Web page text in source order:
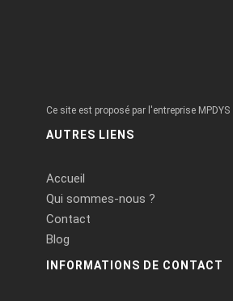
Ce site est proposé par l'entreprise MPDYS
AUTRES LIENS
Accueil
Qui sommes-nous ?
Contact
Blog
INFORMATIONS DE CONTACT